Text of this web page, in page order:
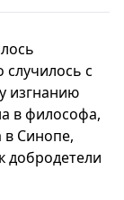
с
изгнанию
в философа,
в Синопе,
добродетели